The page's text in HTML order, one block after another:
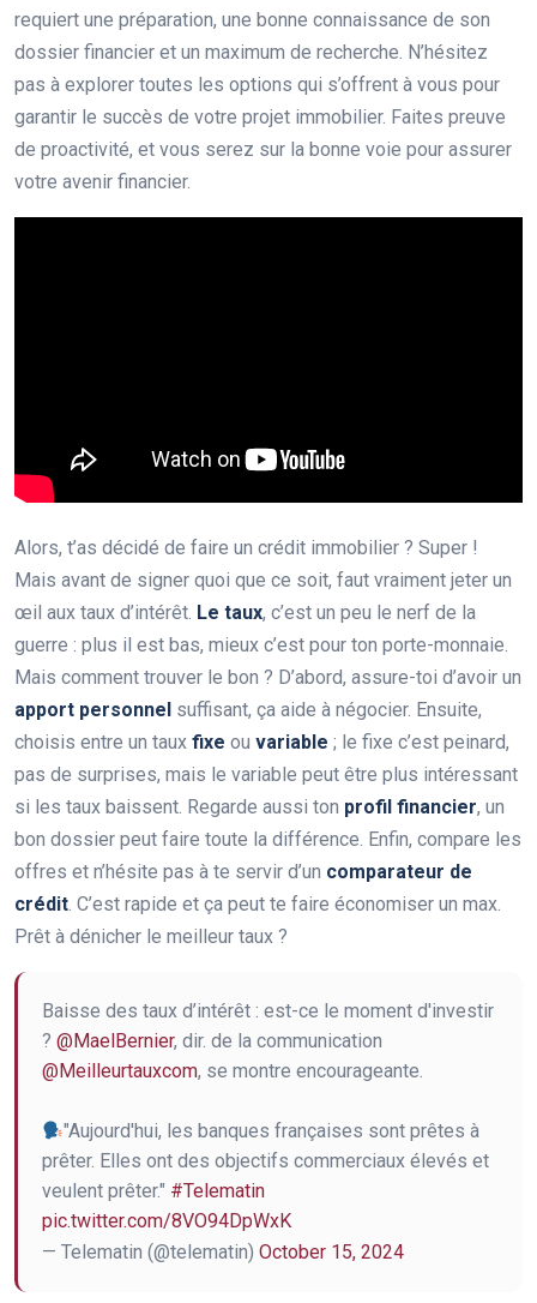
requiert une préparation, une bonne connaissance de son
dossier financier et un maximum de recherche. N’hésitez
pas à explorer toutes les options qui s’offrent à vous pour
garantir le succès de votre projet immobilier. Faites preuve
de proactivité, et vous serez sur la bonne voie pour assurer
votre avenir financier.
Alors, t’as décidé de faire un crédit immobilier ? Super !
Mais avant de signer quoi que ce soit, faut vraiment jeter un
œil aux taux d’intérêt. Le taux, c’est un peu le nerf de la
guerre : plus il est bas, mieux c’est pour ton porte-monnaie.
Mais comment trouver le bon ? D’abord, assure-toi d’avoir un
apport personnel suffisant, ça aide à négocier. Ensuite,
choisis entre un taux fixe ou variable ; le fixe c’est peinard,
pas de surprises, mais le variable peut être plus intéressant
si les taux baissent. Regarde aussi ton profil financier, un
bon dossier peut faire toute la différence. Enfin, compare les
offres et n’hésite pas à te servir d’un comparateur de
crédit. C’est rapide et ça peut te faire économiser un max.
Prêt à dénicher le meilleur taux ?
Baisse des taux d’intérêt : est-ce le moment d'investir
? @MaelBernier, dir. de la communication
@Meilleurtauxcom, se montre encourageante.
"Aujourd'hui, les banques françaises sont prêtes à
prêter. Elles ont des objectifs commerciaux élevés et
veulent prêter." #Telematin
pic.twitter.com/8VO94DpWxK
— Telematin (@telematin) October 15, 2024